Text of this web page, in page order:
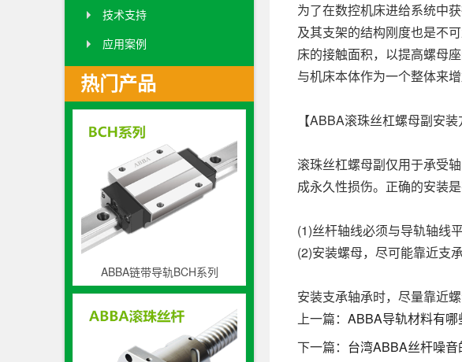
技术支持
应用案例
热门产品
ABBA链带导轨BCH系列
为了在数控机床进给系统中
及其支架的结构刚度也是不
床的接触面积，以提高螺母
与机床本体作为一个整体来增
【ABBA滚珠丝杠螺母副安装
滚珠丝杠螺母副仅用于承受
成永久性损伤。正确的安装
(1)丝杆轴线必须与导轨轴线
(2)安装螺母，尽可能靠近支承
安装支承轴承时，尽量靠近
上一篇： ABBA导轨材料有哪
下一篇： 台湾ABBA丝杆噪音